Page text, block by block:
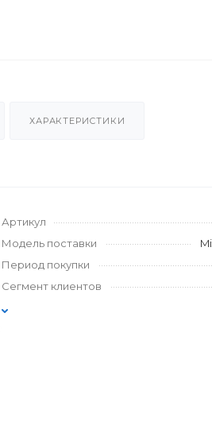
ХАРАКТЕРИСТИКИ
Артикул
Модель поставки
Период покупки
Сегмент клиентов